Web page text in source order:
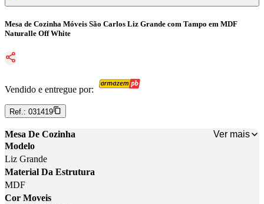
Mesa de Cozinha Móveis São Carlos Liz Grande com Tampo em MDF
Naturalle Off White
Vendido e entregue por:
Ref.: 031419
Mesa De Cozinha
Ver mais
Modelo
Liz Grande
Material Da Estrutura
MDF
Cor Moveis